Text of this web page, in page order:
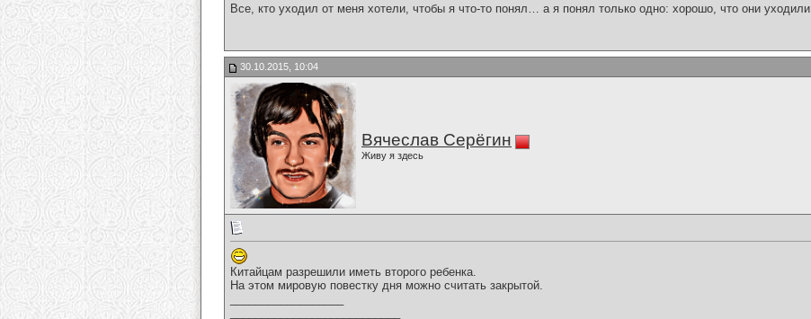
Все, кто уходил от меня хотели, чтобы я что-то понял… а я понял только одно: хорошо, что они уходили.
30.10.2015, 10:04
Вячеслав Серёгин
Живу я здесь
Китайцам разрешили иметь второго ребенка.
На этом мировую повестку дня можно считать закрытой.